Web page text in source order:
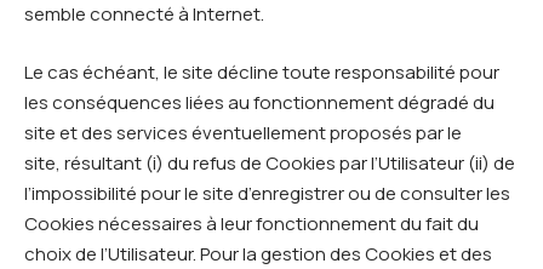
semble connecté à Internet.
Le cas échéant, le site décline toute responsabilité pour
les conséquences liées au fonctionnement dégradé du
site et des services éventuellement proposés par le
site, résultant (i) du refus de Cookies par l’Utilisateur (ii) de
l’impossibilité pour le site d’enregistrer ou de consulter les
Cookies nécessaires à leur fonctionnement du fait du
choix de l’Utilisateur. Pour la gestion des Cookies et des